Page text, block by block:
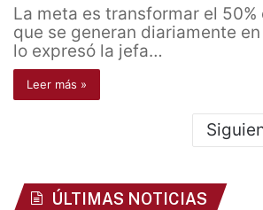
La meta es transformar el 50%
que se generan diariamente
lo expresó la jefa…
Leer más »
ÚLTIMAS NOTICIAS